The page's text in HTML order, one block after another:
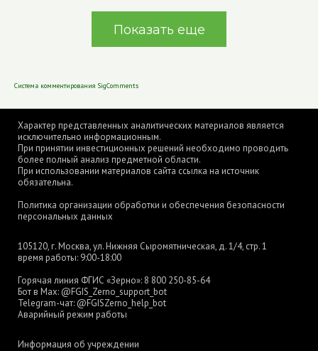
Показать еще
Система комментирования SigComments
Характер представленных аналитических материалов является
исключительно информационным.
При принятии инвестиционных решений необходимо проводить
более полный анализ предметной области.
При использовании материалов сайта ссылка на источник
обязательна.
Политика организации обработки и обеспечения безопасности
персональных данных
105120, г. Москва, ул. Нижняя Сыромятническая, д. 1/4, стр. 1
время работы: 9:00-18:00
Горячая линия ФГИС «Зерно»: 8 800 250-85-64
Бот в Max: @FGIS_Zerno_support_bot
Telegram-чат: @FGISZerno_help_bot
Аварийный режим работы
Информация об учреждении